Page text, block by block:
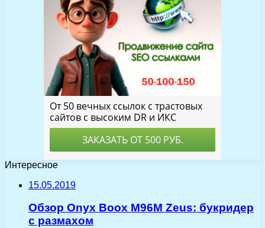
Интересное
15.05.2019
Обзор Onyx Boox M96M Zeus: букридер
с размахом